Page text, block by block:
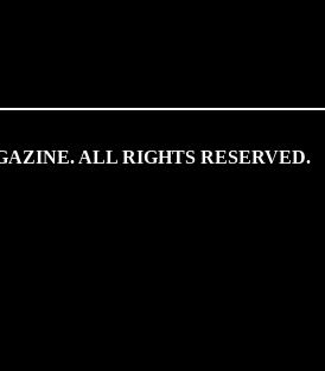
ALL RIGHTS RESERVED.